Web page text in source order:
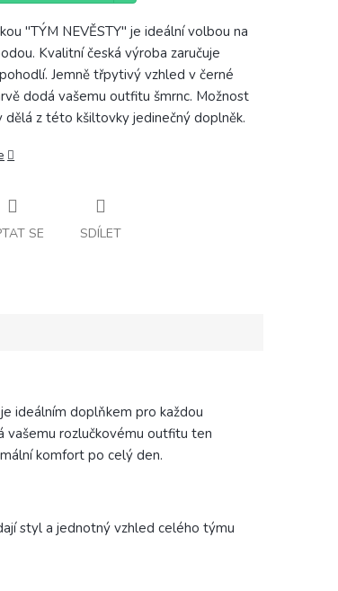
"TÝM NEVĚSTY" je ideální volbou na
Kvalitní česká výroba zaručuje
Jemně třpytivý vzhled v černé
dodá vašemu outfitu šmrnc. Možnost
dělá z této kšiltovky jedinečný doplněk.
SE SDÍLET
ideálním doplňkem pro každou
vašemu rozlučkovému outfitu ten
komfort po celý den.
styl a jednotný vzhled celého týmu